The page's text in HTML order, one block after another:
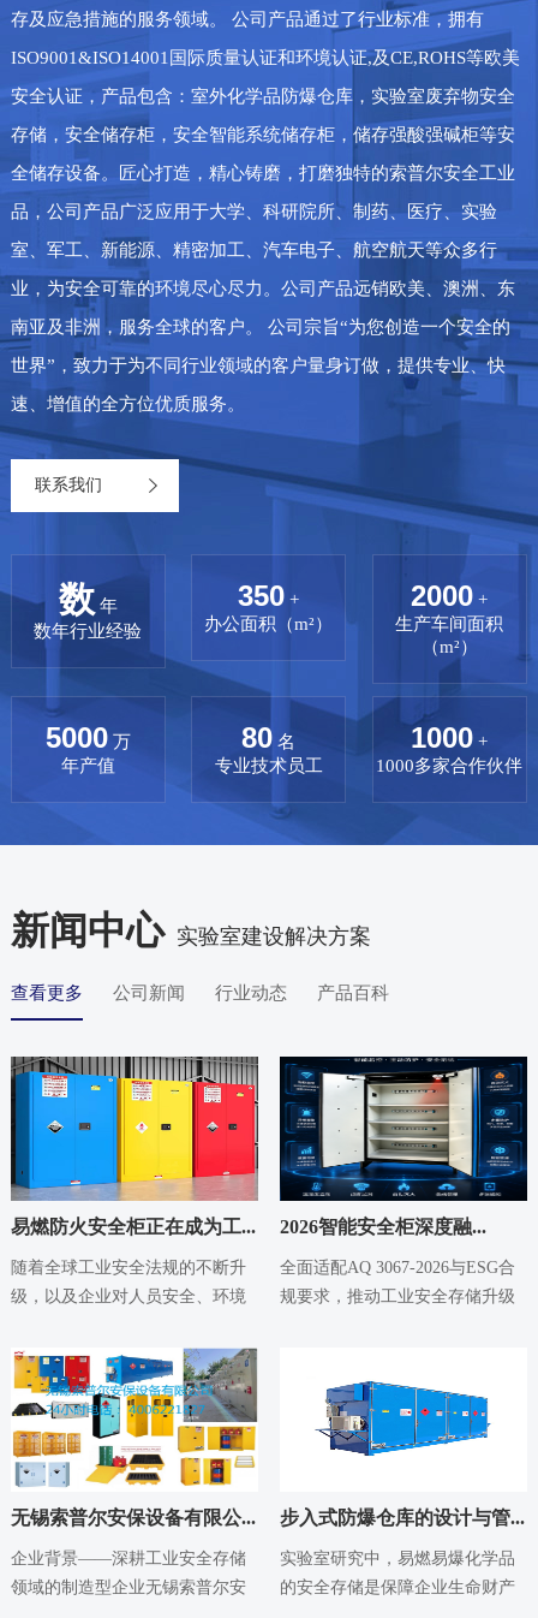
存及应急措施的服务领域。 公司产品通过了行业标准，拥有
ISO9001&ISO14001国际质量认证和环境认证,及CE,ROHS等欧美
安全认证，产品包含：室外化学品防爆仓库，实验室废弃物安全
存储，安全储存柜，安全智能系统储存柜，储存强酸强碱柜等安
全储存设备。匠心打造，精心铸磨，打磨独特的索普尔安全工业
品，公司产品广泛应用于大学、科研院所、制药、医疗、实验
室、军工、新能源、精密加工、汽车电子、航空航天等众多行
业，为安全可靠的环境尽心尽力。公司产品远销欧美、澳洲、东
南亚及非洲，服务全球的客户。 公司宗旨“为您创造一个安全的
世界”，致力于为不同行业领域的客户量身订做，提供专业、快
速、增值的全方位优质服务。
联系我们
数 年
数年行业经验
350 +
办公面积（m²）
2000 +
生产车间面积
（m²）
5000万
年产值
80 名
专业技术员工
1000 +
1000多家合作伙伴
新闻中心实验室建设解决方案
查看更多 公司新闻 行业动态 产品百科
易燃防火安全柜正在成为工...
2026-05-18
随着全球工业安全法规的不断升
级，以及企业对人员安全、环境
高，易燃防火安全柜...
2026智能安全柜深度融...
2026-05-14
全面适配AQ 3067-2026与ESG合
规要求，推动工业安全存储升级
无锡索普尔安保设备有限公...
2026-05-14
企业背景——深耕工业安全存储
领域的制造型企业无锡索普尔安
步入式防爆仓库的设计与管...
2026-05-14
实验室研究中，易燃易爆化学品
的安全存储是保障企业生命财产